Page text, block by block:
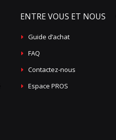
ENTRE VOUS ET NOUS
Guide d’achat
FAQ
Contactez-nous
Espace PROS